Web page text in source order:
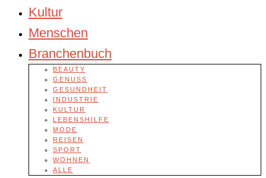
Kultur
Menschen
Branchenbuch
BEAUTY
GENUSS
GESUNDHEIT
INDUSTRIE
KULTUR
LEBENSHILFE
MODE
REISEN
SPORT
WOHNEN
ALLE